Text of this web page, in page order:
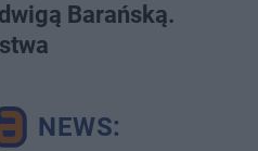
Barańską.